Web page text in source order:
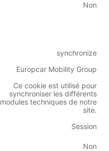
Non
synchronize
Europcar Mobility Group
Ce cookie est utilisé pour
synchroniser les différents
modules techniques de notre
site.
Session
Non